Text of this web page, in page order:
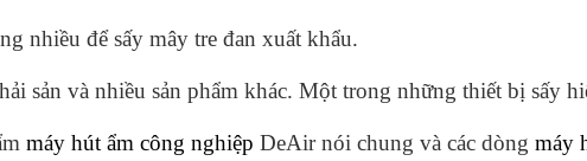
nhiều để sấy mây tre đan xuất khẩu.
sản và nhiều sản phẩm khác. Một trong những thiết bị sấy
máy hút ẩm công nghiệp DeAir nói chung và các dòng máy